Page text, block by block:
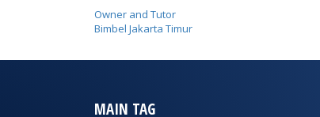
Owner and Tutor
Bimbel Jakarta Timur
MAIN TAG